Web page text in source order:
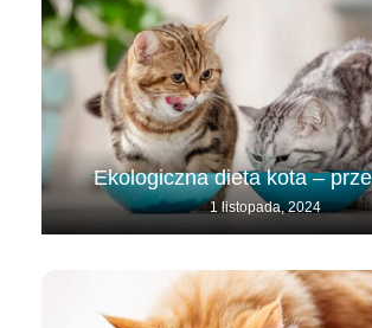
Ekologiczna dieta kota –
1 listopada, 2024